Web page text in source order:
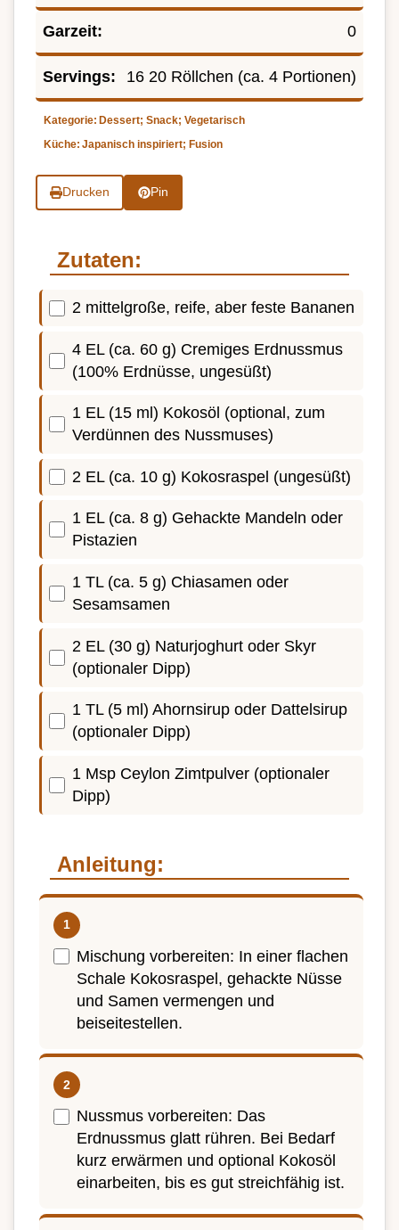
Garzeit: 0
Servings: 16 20 Röllchen (ca. 4 Portionen)
Kategorie: Dessert; Snack; Vegetarisch
Küche: Japanisch inspiriert; Fusion
Drucken Pin
Zutaten:
2 mittelgroße, reife, aber feste Bananen
4 EL (ca. 60 g) Cremiges Erdnussmus
(100% Erdnüsse, ungesüßt)
1 EL (15 ml) Kokosöl (optional, zum
Verdünnen des Nussmuses)
2 EL (ca. 10 g) Kokosraspel (ungesüßt)
1 EL (ca. 8 g) Gehackte Mandeln oder
Pistazien
1 TL (ca. 5 g) Chiasamen oder
Sesamsamen
2 EL (30 g) Naturjoghurt oder Skyr
(optionaler Dipp)
1 TL (5 ml) Ahornsirup oder Dattelsirup
(optionaler Dipp)
1 Msp Ceylon Zimtpulver (optionaler
Dipp)
Anleitung:
Mischung vorbereiten: In einer flachen
Schale Kokosraspel, gehackte Nüsse
und Samen vermengen und
beiseitestellen.
Nussmus vorbereiten: Das
Erdnussmus glatt rühren. Bei Bedarf
kurz erwärmen und optional Kokosöl
einarbeiten, bis es gut streichfähig ist.